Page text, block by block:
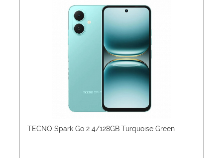
TECNO Spark Go 2 4/128GB Turquoise Green